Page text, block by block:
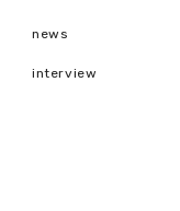
news
interview